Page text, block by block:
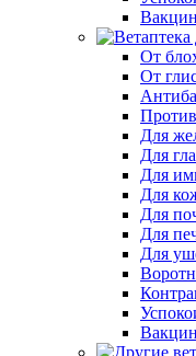
От
От
Для
Для
Для
Для
Для
Для
Для